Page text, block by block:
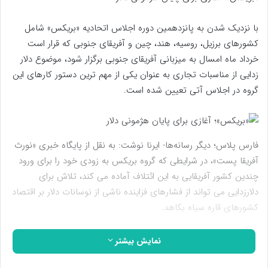
با نزدیک شدن به پانزدهمین دوره اجلاس اتحادیه «بریکس» شامل
کشورهای برزیل، روسیه، هند، چین و آفریقای جنوبی که قرار است
خرداد ماه امسال به میزبانی آفریقای جنوبی برگزار شود، موضوع دلار
زدایی از مناسبات تجاری به عنوان یکی از مهم ترین دستور کارهای این
گروه در اجلاس آتی تعیین شده است.
فارس پلاس؛ دیگر رسانه‌ها- ایرنا نوشت: به نقل از پایگاه خبری «نورث
آفریقا پست»، در شرایطی که گروه بریکس به زودی خود را برای ورود
چندین کشور آفریقایی به این ائتلاف آماده می کند، تلاش برای
دلارزدایی می تواند از فشارهای فزاینده ناشی از نوسانات دلار بر اقتصاد
کشورهای قاره سیاه بکاهد.
پیروزی لولا داسیلوا در انتخابات ریاست جمهوری اخیر برزیل با سیاست
های ضدآمریکایی و گرایش او به سمت قدرتهای شرق به ویژه چین و
نمایش بیشتر